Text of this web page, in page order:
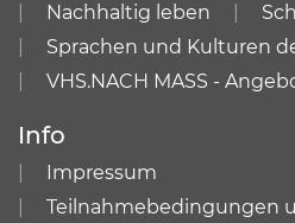
Nachhaltig leben
Sprachen und Kulturen
VHS.NACH MASS -
Info
Impressum
Teilnahmebedingungen